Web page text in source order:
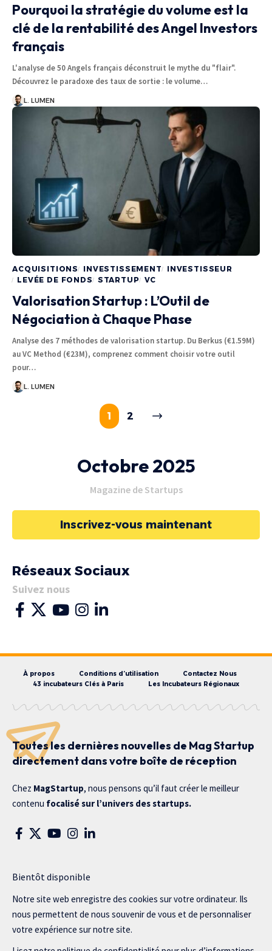
Pourquoi la stratégie du volume est la
clé de la rentabilité des Angel Investors
français
L'analyse de 50 Angels français déconstruit le mythe du "flair".
Découvrez le paradoxe des taux de sortie : le volume…
L. LUMEN
ACQUISITIONS INVESTISSEMENT
INVESTISSEUR
LEVÉE DE FONDS STARTUP VC
Valorisation Startup : L’Outil de
Négociation à Chaque Phase
Analyse des 7 méthodes de valorisation startup. Du Berkus (€1.59M)
au VC Method (€23M), comprenez comment choisir votre outil
pour…
L. LUMEN
1 2
Octobre 2025
Magazine de Startups
Inscrivez-vous maintenant
Réseaux Sociaux
Suivez nous
À propos Conditions d’utilisation
Contactez Nous
43 incubateurs Clés à Paris
Les Incubateurs Régionaux
Toutes les dernières nouvelles de Mag Startup
directement dans votre boîte de réception
Chez MagStartup, nous pensons qu’il faut créer le meilleur
contenu focalisé sur l’univers des startups.
Bientôt disponible
Notre site web enregistre des cookies sur votre ordinateur. Ils
nous permettent de nous souvenir de vous et de personnaliser
votre expérience sur notre site.